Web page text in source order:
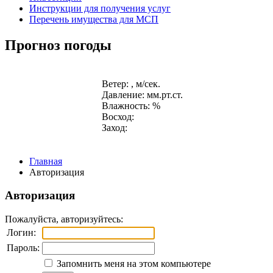
Инструкции для получения услуг
Перечень имущества для МСП
Прогноз погоды
Ветер: , м/сек.
Давление: мм.рт.ст.
Влажность: %
Восход:
Заход:
Главная
Авторизация
Авторизация
Пожалуйста, авторизуйтесь:
Логин:
Пароль:
Запомнить меня на этом компьютере